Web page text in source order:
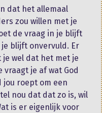
dat het allemaal
zou willen met je
de vraag in je blijft
blijft onvervuld. Er
wel dat het met je
je af wat God
jou roept om een
nou dat dat zo is, wil
is er eigenlijk voor